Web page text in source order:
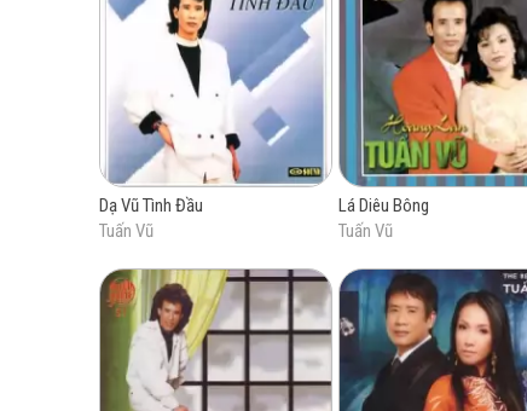
tình
Dạ Vũ Tình Đầu
Tuấn Vũ
Lá Diêu Bông
Tuấn Vũ